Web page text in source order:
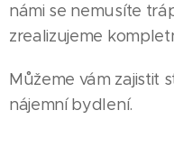
námi se nemusíte
zrealizujeme
Můžeme vám zajistit
nájemní bydlení.